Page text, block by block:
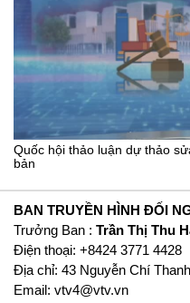
Quốc hội thảo luận dự thảo
bản
BAN TRUYỀN HÌNH ĐỐI
Trưởng Ban : Trần Thị Thu
Ðiện thoại: +8424 3771 4428
Địa chỉ: 43 Nguyễn Chí
Email: vtv4@vtv.vn